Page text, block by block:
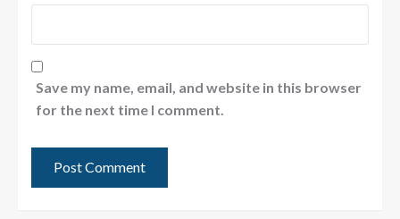
Save my name, email, and website in this browser
for the next time I comment.